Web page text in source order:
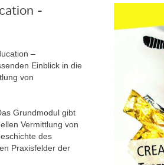
-
–
Einblick in die
von
Grundmodul gibt
Vermittlung von
des
Praxisfelder der